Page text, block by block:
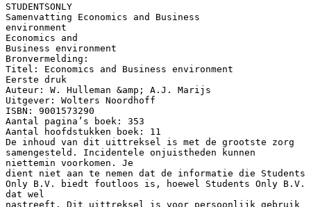
STUDENTSONLY
Samenvatting Economics and Business
environment
Economics and
Business environment
Bronvermelding:
Titel: Economics and Business environment
Eerste druk
Auteur: W. Hulleman &amp; A.J. Marijs
Uitgever: Wolters Noordhoff
ISBN: 9001573290
Aantal pagina’s boek: 353
Aantal hoofdstukken boek: 11
De inhoud van dit uittreksel is met de grootste zorg
samengesteld. Incidentele onjuistheden kunnen
niettemin voorkomen. Je
dient niet aan te nemen dat de informatie die Students
Only B.V. biedt foutloos is, hoewel Students Only B.V.
dat wel
nastreeft. Dit uittreksel is voor persoonlijk gebruik